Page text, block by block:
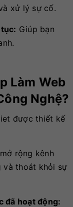
xử lý sự cố.
Giúp bạn
Làm Web
Nghệ?
được thiết kế
rộng kênh
và thoát khỏi sự
đã hoạt động: